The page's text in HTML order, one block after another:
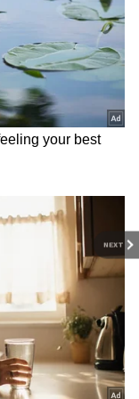
NEXT
ஆடி
தெரியாத
ரகசியம்